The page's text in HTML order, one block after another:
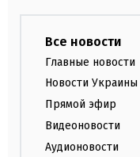
Все новости
Главные новости
Новости Украины
Прямой эфир
Видеоновости
Аудионовости